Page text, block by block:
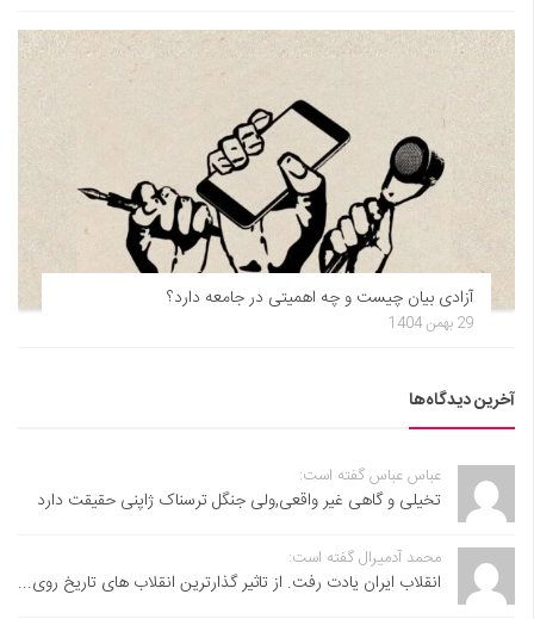
آزادی بیان چیست و چه اهمیتی در جامعه دارد؟
29 بهمن 1404
آخرین دیدگاه‌ها
عباس عباس گفته است:
تخیلی و گاهی غیر واقعی,ولی جنگل ترسناک ژاپنی حقیقت دارد
محمد آدمیرال گفته است:
انقلاب ایران یادت رفت. از تاثیر گذارترین انقلاب های تاریخ روی...